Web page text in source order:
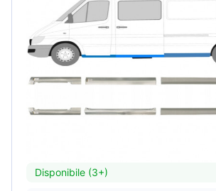
Disponibile (3+)